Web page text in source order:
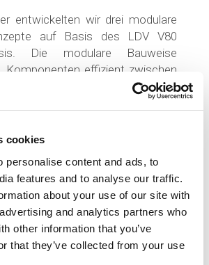
cookies
personalise content and ads, to
features and to analyse our traffic.
about your use of our site with
and analytics partners who
other information that you’ve
that they’ve collected from your use
entwickelten wir drei modulare
auf Basis des LDV V80
Die modulare Bauweise
Komponenten effizient zwischen
zu kombinieren. Unsere
mit der Zertifizierung „New
Wertschöpfung.
WEITERENTWICKLUNG
wir den Budget 2 Freedomauf
funktionales 2-Bett-Modell mit
zur Fahrerkabine und